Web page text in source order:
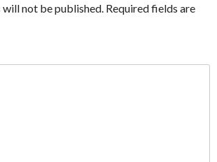
will not be published. Required fields are